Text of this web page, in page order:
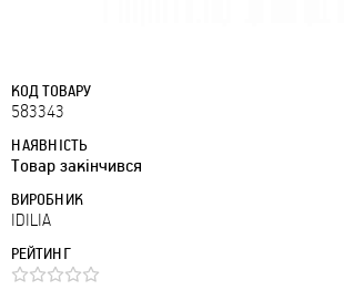
КОД ТОВАРУ
583343
НАЯВНІСТЬ
Товар закінчився
ВИРОБНИК
IDILIA
РЕЙТИНГ